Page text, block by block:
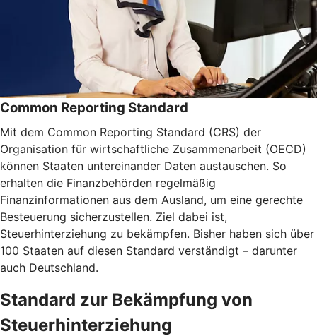
Common Reporting Standard
Mit dem Common Reporting Standard (CRS) der
Organisation für wirtschaftliche Zusammenarbeit (OECD)
können Staaten untereinander Daten austauschen. So
erhalten die Finanzbehörden regelmäßig
Finanzinformationen aus dem Ausland, um eine gerechte
Besteuerung sicherzustellen. Ziel dabei ist,
Steuerhinterziehung zu bekämpfen. Bisher haben sich über
100 Staaten auf diesen Standard verständigt – darunter
auch Deutschland.
Standard zur Bekämpfung von
Steuerhinterziehung